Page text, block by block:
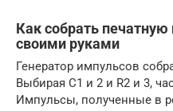
Как собрать печатную
своими руками
Генератор импульсов
Выбирая C1 и 2 и R2 и 3,
Импульсы, полученные в